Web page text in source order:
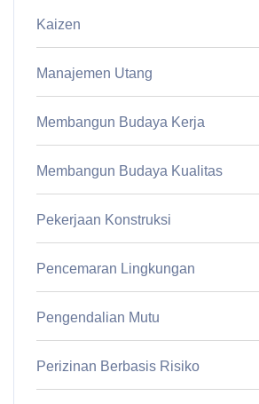
Kaizen
Manajemen Utang
Membangun Budaya Kerja
Membangun Budaya Kualitas
Pekerjaan Konstruksi
Pencemaran Lingkungan
Pengendalian Mutu
Perizinan Berbasis Risiko